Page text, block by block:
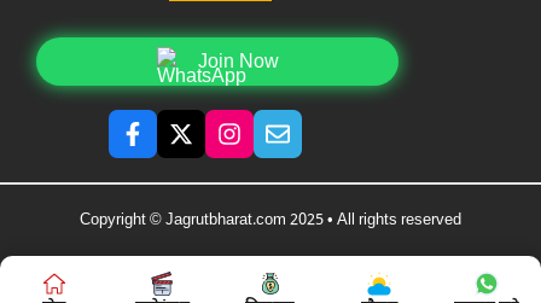
Join Now
Copyright © Jagrutbharat.com 2025 • All rights reserved